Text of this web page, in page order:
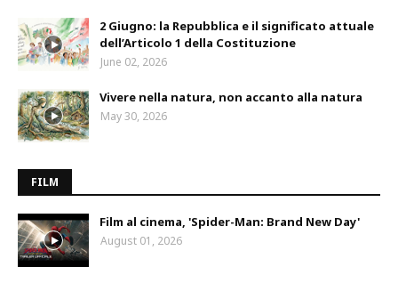
2 Giugno: la Repubblica e il significato attuale
dell’Articolo 1 della Costituzione
June 02, 2026
Vivere nella natura, non accanto alla natura
May 30, 2026
FILM
Film al cinema, 'Spider-Man: Brand New Day'
August 01, 2026